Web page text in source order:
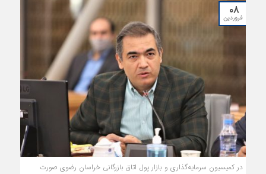
۰۸
فروردین
در کمیسیون سرمایه‌گذاری و بازار پول اتاق بازرگانی خراسان رضوی صورت